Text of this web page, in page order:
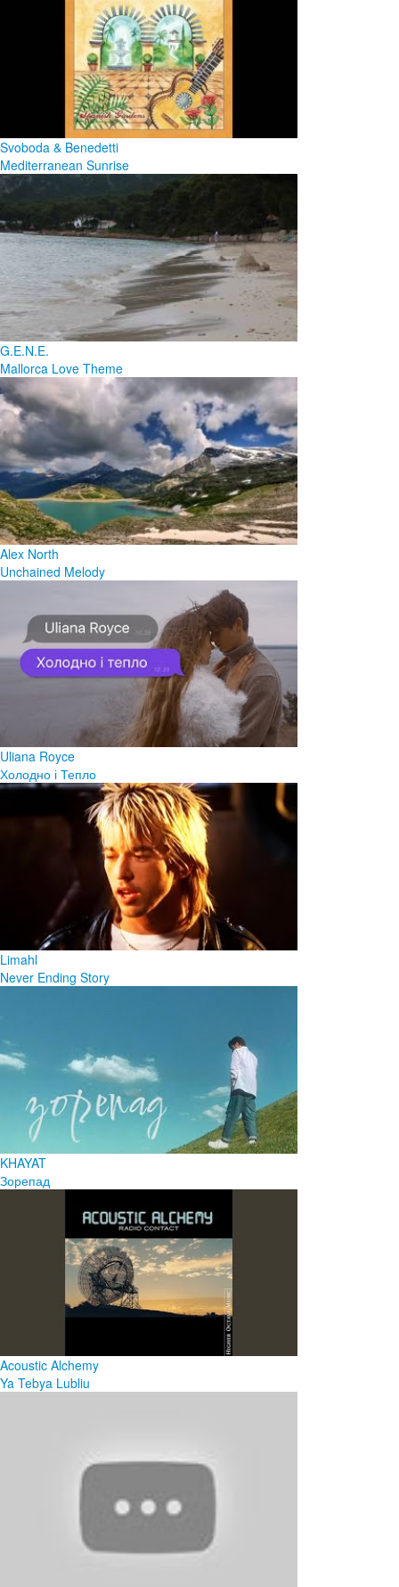
Svoboda & Benedetti
Mediterranean Sunrise
G.E.N.E.
Mallorca Love Theme
Alex North
Unchained Melody
Uliana Royce
Холодно і Тепло
Limahl
Never Ending Story
KHAYAT
Зорепад
Acoustic Alchemy
Ya Tebya Lubliu